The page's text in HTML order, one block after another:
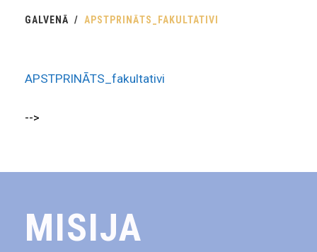
GALVENĀ APSTPRINĀTS_FAKULTATIVI
APSTPRINĀTS_fakultativi
-->
MISIJA